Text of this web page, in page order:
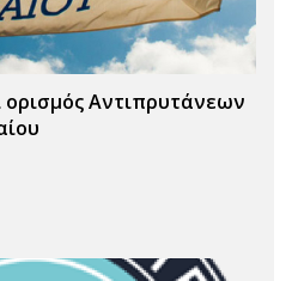
ορισμός Αντιπρυτάνεων